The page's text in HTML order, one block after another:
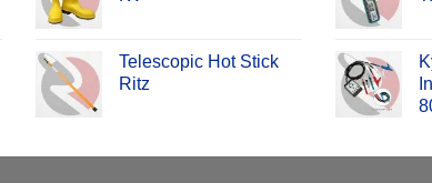
Telescopic Hot Stick
Ritz